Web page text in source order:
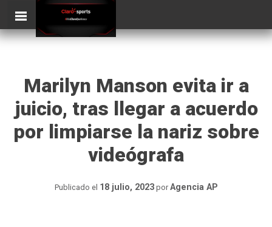
content
ClaroSports
Más Claro que nunca
Marilyn Manson evita ir a
juicio, tras llegar a acuerdo
por limpiarse la nariz sobre
videógrafa
Publicado el 18 julio, 2023por Agencia AP